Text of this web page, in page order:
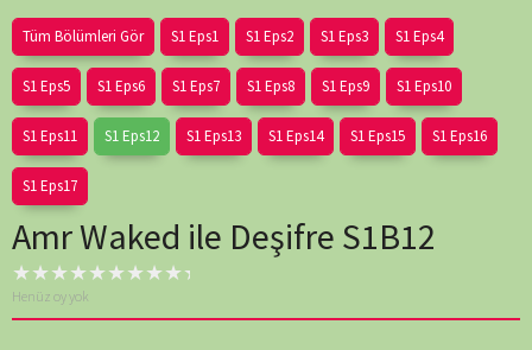
Tüm Bölümleri Gör S1 Eps1 S1 Eps2 S1 Eps3 S1 Eps4
S1 Eps5 S1 Eps6 S1 Eps7 S1 Eps8 S1 Eps9 S1 Eps10
S1 Eps11 S1 Eps12 S1 Eps13 S1 Eps14 S1 Eps15 S1 Eps16
S1 Eps17
Amr Waked ile Deşifre S1B12
Henüz oy yok